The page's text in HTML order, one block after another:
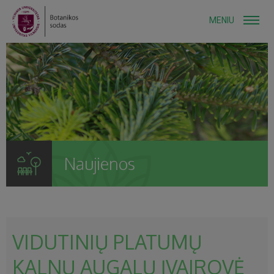
MENIU
Naujienos
VIDUTINIŲ PLATUMŲ
KALNŲ AUGALŲ ĮVAIROVĖ